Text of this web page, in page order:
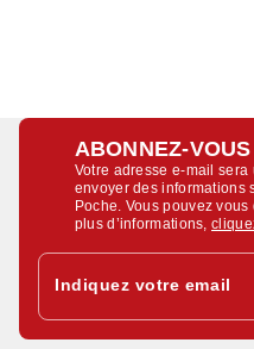
ABONNEZ-
Votre adresse e-mail
envoyer des informations
Poche. Vous pouvez
plus d’informations,
Indiquez votre email